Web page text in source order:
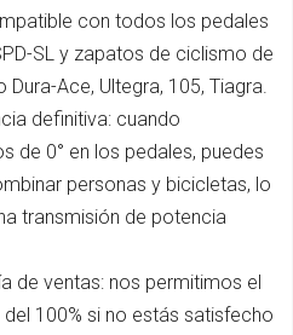
con todos los pedales
SL y zapatos de ciclismo de
Dura-Ace, Ultegra, 105, Tiagra.
definitiva: cuando
de 0° en los pedales, puedes
personas y bicicletas, lo
transmisión de potencia
de ventas: nos permitimos el
100% si no estás satisfecho